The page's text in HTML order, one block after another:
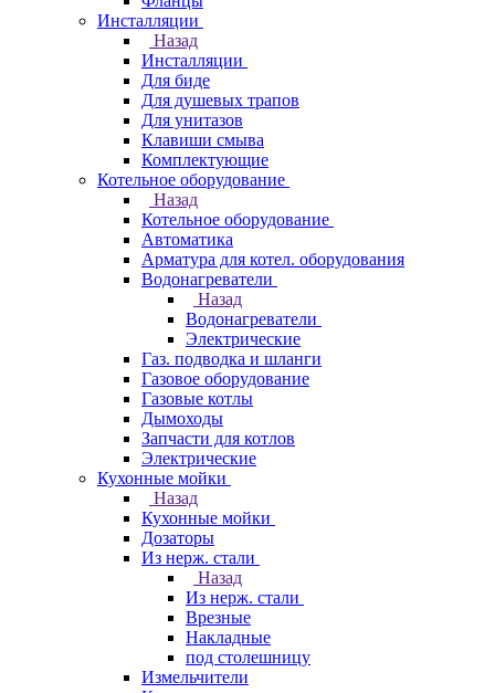
Инсталляции
Назад
Инсталляции
Для биде
Для душевых трапов
Для унитазов
Клавиши смыва
Комплектующие
Котельное оборудование
Назад
Котельное оборудование
Автоматика
Арматура для котел. оборудования
Водонагреватели
Назад
Водонагреватели
Электрические
Газ. подводка и шланги
Газовое оборудование
Газовые котлы
Дымоходы
Запчасти для котлов
Электрические
Кухонные мойки
Назад
Кухонные мойки
Дозаторы
Из нерж. стали
Назад
Из нерж. стали
Врезные
Накладные
под столешницу
Измельчители